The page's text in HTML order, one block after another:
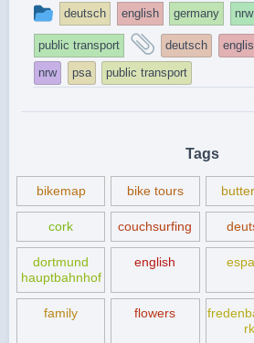
This
entry
was
posted
in
deutsch english germany nrw
public transport
and
tagged
deutsch
nrw
psa public transport
Tags
bikemap bike tours
cork couchsurfing
dortmund
hauptbahnhof
english
family flowers
rk